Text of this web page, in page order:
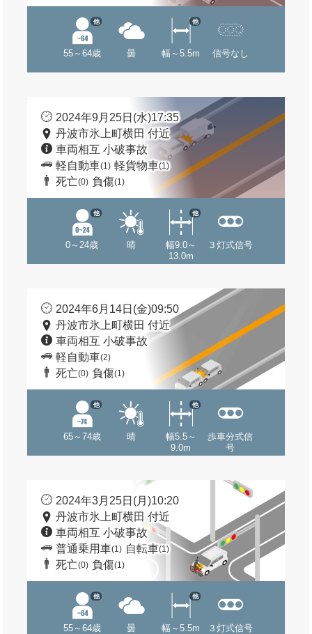
55～64歳
他
曇 幅～5.5m
他
信号なし
2024年9月25日(水)17:35
丹波市氷上町横田 付近
車両相互 小破事故
軽自動車(1) 軽貨物車(1)
死亡(0) 負傷(1)
0～24歳
他
晴
幅9.0～
13.0m
他
３灯式信号
2024年6月14日(金)09:50
丹波市氷上町横田 付近
車両相互 小破事故
軽自動車(2)
死亡(0) 負傷(1)
65～74歳
他
晴
幅5.5～
9.0m
他
歩車分式信
号
2024年3月25日(月)10:20
丹波市氷上町横田 付近
車両相互 小破事故
普通乗用車(1) 自転車(1)
死亡(0) 負傷(1)
55～64歳
他
曇 幅～5.5m
他
３灯式信号